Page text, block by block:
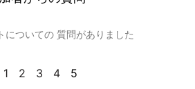
についての 質問がありました
1 2 3 4 5